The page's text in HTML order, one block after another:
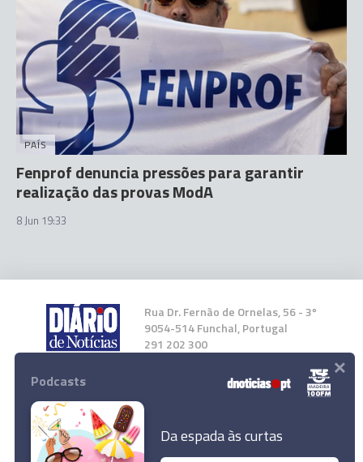
PAÍS
Fenprof denuncia pressões para garantir
realização das provas ModA
8 Jun 19:33
Rua Dr. Fernão de Ornelas, 56 - 3º
9054-514 Funchal, Portugal
291 202 300
Instale a nossa App
Podcasts
Da espada às curtas
×